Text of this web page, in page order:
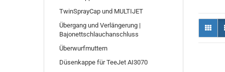
TwinSprayCap und MULTIJET
Übergang und Verlängerung |
Bajonettschlauchanschluss
Überwurfmuttern
Düsenkappe für TeeJet AI3070